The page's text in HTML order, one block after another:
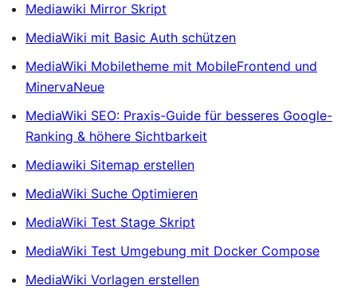
Mediawiki Mirror Skript
MediaWiki mit Basic Auth schützen
MediaWiki Mobiletheme mit MobileFrontend und
MinervaNeue
MediaWiki SEO: Praxis-Guide für besseres Google-
Ranking & höhere Sichtbarkeit
Mediawiki Sitemap erstellen
MediaWiki Suche Optimieren
MediaWiki Test Stage Skript
MediaWiki Test Umgebung mit Docker Compose
MediaWiki Vorlagen erstellen